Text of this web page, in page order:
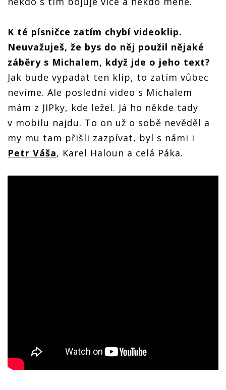
K té písničce zatím chybí videoklip.
Neuvažuješ, že bys do něj použil nějaké
záběry s Michalem, když jde o jeho text?
Jak bude vypadat ten klip, to zatím vůbec
nevíme. Ale poslední video s Michalem
mám z JIPky, kde ležel. Já ho někde tady
v mobilu najdu. To on už o sobě nevěděl a
my mu tam přišli zazpívat, byl s námi i
Petr Váša, Karel Haloun a celá Páka.